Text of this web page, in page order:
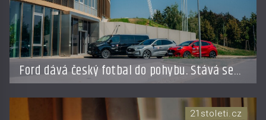
Ford dává český fotbal do pohybu. Stává se
novým partnerem FAČR
21stoleti.cz